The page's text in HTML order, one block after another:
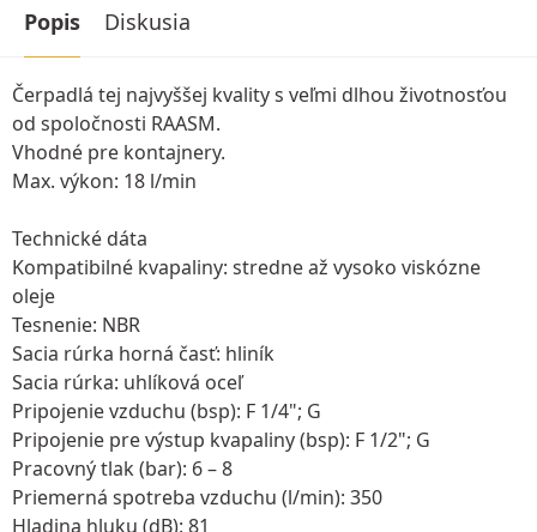
Popis Diskusia
Čerpadlá tej najvyššej kvality s veľmi dlhou životnosťou
od spoločnosti RAASM.
Vhodné pre kontajnery.
Max. výkon: 18 l/min
Technické dáta
Kompatibilné kvapaliny: stredne až vysoko viskózne
oleje
Tesnenie: NBR
Sacia rúrka horná časť: hliník
Sacia rúrka: uhlíková oceľ
Pripojenie vzduchu (bsp): F 1/4"; G
Pripojenie pre výstup kvapaliny (bsp): F 1/2"; G
Pracovný tlak (bar): 6 – 8
Priemerná spotreba vzduchu (l/min): 350
Hladina hluku (dB): 81